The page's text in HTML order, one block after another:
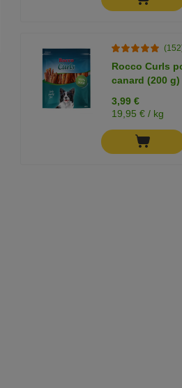
Rocco Curls
canard (200 g)
3,99 €
19,95 € / kg